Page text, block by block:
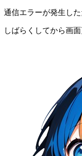
通信エラーが発生した
しばらくしてから画